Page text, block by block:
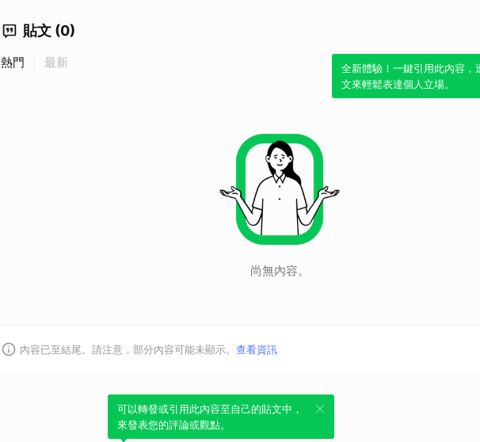
貼文 (0)
全新體驗！一鍵引用此內容，
文來輕鬆表達個人立場。
熱門 最新
尚無內容。
內容已至結尾。請注意，部分內容可能未顯示。 查看資訊
可以轉發或引用此內容至自己的貼文中，
來發表您的評論或觀點。